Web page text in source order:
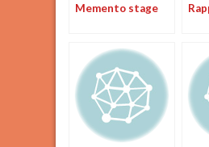
Memento stage